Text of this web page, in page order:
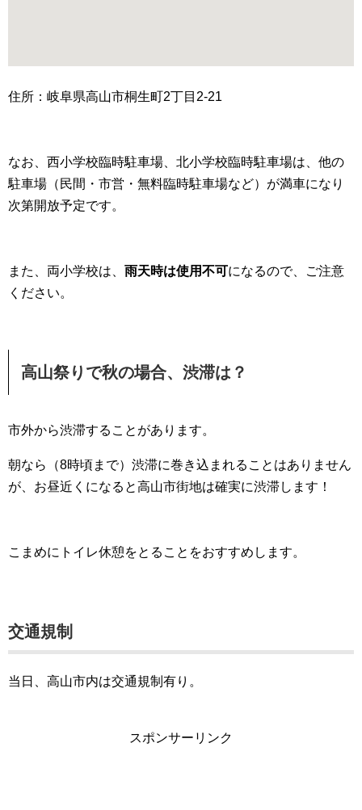
住所：岐阜県高山市桐生町2丁目2-21
なお、西小学校臨時駐車場、北小学校臨時駐車場は、他の
駐車場（民間・市営・無料臨時駐車場など）が満車になり
次第開放予定です。
また、両小学校は、 雨天時は使用不可になるので、ご注意
ください。
高山祭りで秋の場合、渋滞は？
市外から渋滞することがあります。
朝なら（8時頃まで）渋滞に巻き込まれることはありません
が、お昼近くになると高山市街地は確実に渋滞します！
こまめにトイレ休憩をとることをおすすめします。
交通規制
当日、高山市内は交通規制有り。
スポンサーリンク